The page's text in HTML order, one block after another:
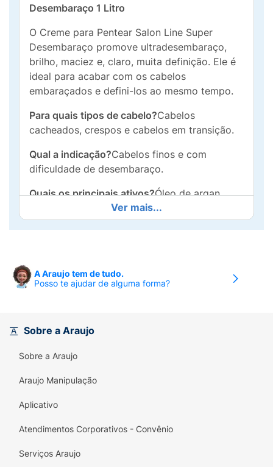
Desembaraço 1 Litro
O Creme para Pentear Salon Line Super
Desembaraço promove ultradesembaraço,
brilho, maciez e, claro, muita definição. Ele é
ideal para acabar com os cabelos
embaraçados e defini-los ao mesmo tempo.
Para quais tipos de cabelo?Cabelos
cacheados, crespos e cabelos em transição.
Qual a indicação?Cabelos finos e com
dificuldade de desembaraço.
Quais os principais ativos?Óleo de argan,
babosa e D-Pantenol: ajudam a proporcionar
cabelos nutridos, hidratados e de fácil
limpos e úmidos, aplique o Creme
Desembaraçante mecha a mecha no
seguida, amasse-os iniciando o movimento
das pontas até a raiz. Repita o movimento
quantas vezes forem necessárias. A aplicação
de creme para desembaraçar cabelo
dos fios. Não enxágue.
Ver mais...
A Araujo tem de tudo.
Posso te ajudar de alguma forma?
Sobre a Araujo
Sobre a Araujo
Araujo Manipulação
Aplicativo
Atendimentos Corporativos - Convênio
Serviços Araujo